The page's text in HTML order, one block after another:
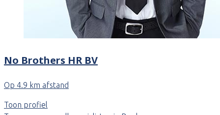
No Brothers HR BV
Op 4.9 km afstand
Toon profiel